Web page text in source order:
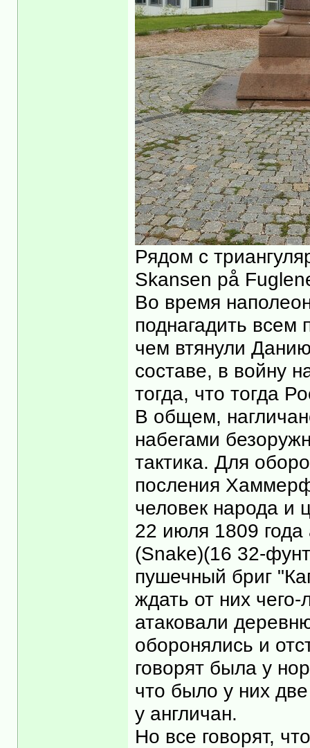
Рядом с
Skansen på
Во время
поднагадить всем
чем втянули
составе, в войну
тогда, что тогда
В общем,
набегами
тактика. Для
посления
человек народа и
22 июля 1809
(Snake)(16 32-
пушечный бриг
ждать от них
атаковали
оборонялись и
говорят была у
что было у них
у англичан.
Но все говорят,